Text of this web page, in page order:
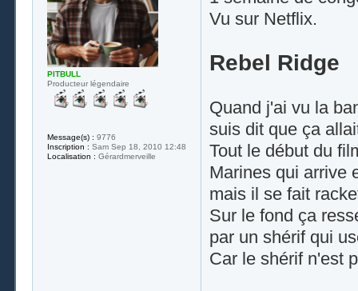
Vu sur Netflix.
Rebel Ridge
Quand j'ai vu la
suis dit que ça
Tout le début du
Marines qui arrive
mais il se fait
Sur le fond ça
par un shérif qui
Car le shérif n'est
PITBULL
Producteur légendaire
Message(s) : 9776
Inscription : Sam Sep 18, 2010 12:48
Localisation : Gérardmerveille